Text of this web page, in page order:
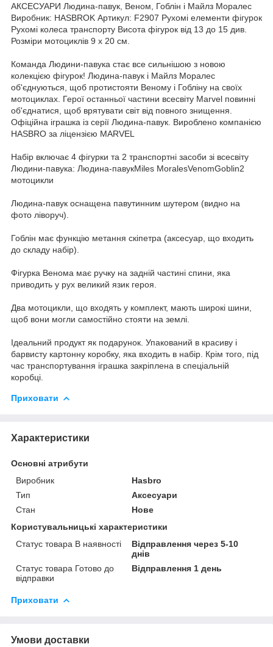
АКСЕСУАРИ Людина-павук, Веном, Гоблін і Майлз Моралес
Виробник: HASBROK Артикул: F2907 Рухомі елементи фігурок
Рухомі колеса транспорту Висота фігурок від 13 до 15 див.
Розміри мотоциклів 9 х 20 см.
Команда Людини-павука стає все сильнішою з новою
колекцією фігурок! Людина-павук і Майлз Моралес
об'єднуються, щоб протистояти Веному і Гобліну на своїх
мотоциклах. Герої останньої частини всесвіту Marvel повинні
об'єднатися, щоб врятувати світ від повного знищення.
Офіційна іграшка із серії Людина-павук. Вироблено компанією
HASBRO за ліцензією MARVEL
Набір включає 4 фігурки та 2 транспортні засоби зі всесвіту
Людини-павука: Людина-павукMiles MoralesVenomGoblin2
мотоцикли
Людина-павук оснащена павутинним шутером (видно на
фото ліворуч).
Гоблін має функцію метання скіпетра (аксесуар, що входить
до складу набір).
Фігурка Венома має ручку на задній частині спини, яка
приводить у рух великий язик героя.
Два мотоцикли, що входять у комплект, мають широкі шини,
щоб вони могли самостійно стояти на землі.
Ідеальний продукт як подарунок. Упакований в красиву і
барвисту картонну коробку, яка входить в набір. Крім того, під
час транспортування іграшка закріплена в спеціальній
коробці.
Приховати
Характеристики
Основні атрибути
Виробник
Hasbro
Тип
Аксесуари
Стан
Нове
Користувальницькі характеристики
Статус товара В наявності
Відправлення через 5-10
днів
Статус товара Готово до
відправки
Відправлення 1 день
Приховати
Умови доставки